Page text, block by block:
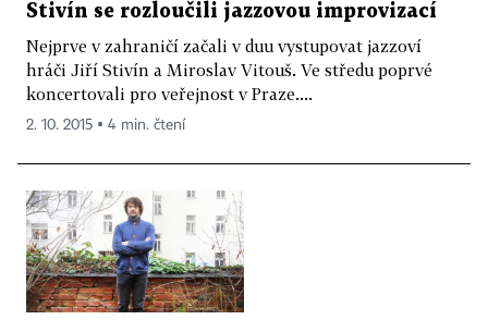
Stivín se rozloučili jazzovou improvizací
Nejprve v zahraničí začali v duu vystupovat jazzoví
hráči Jiří Stivín a Miroslav Vitouš. Ve středu poprvé
koncertovali pro veřejnost v Praze....
2. 10. 2015 ▪ 4 min. čtení